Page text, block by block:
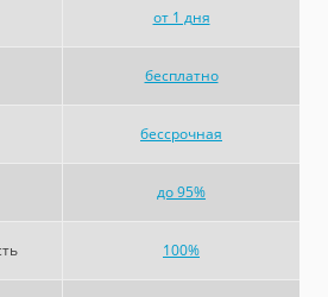
от 1 дня
бесплатно
бессрочная
до 95%
100%